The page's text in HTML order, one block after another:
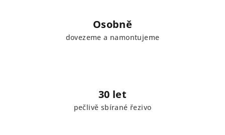
Osobně
dovezeme a namontujeme
30 let
pečlivě sbírané řezivo